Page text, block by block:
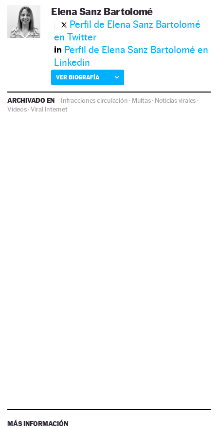
Elena Sanz Bartolomé
Perfil de Elena Sanz Bartolomé
en Twitter
Perfil de Elena Sanz Bartolomé en
Linkedin
VER BIOGRAFÍA
ARCHIVADO EN Infracciones circulación · Multas· Noticias virales ·
Vídeos·Viral Internet
MÁS INFORMACIÓN